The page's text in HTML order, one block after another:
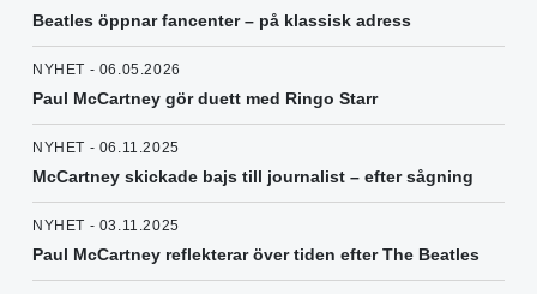
Beatles öppnar fancenter – på klassisk adress
NYHET - 06.05.2026
Paul McCartney gör duett med Ringo Starr
NYHET - 06.11.2025
McCartney skickade bajs till journalist – efter sågning
NYHET - 03.11.2025
Paul McCartney reflekterar över tiden efter The Beatles